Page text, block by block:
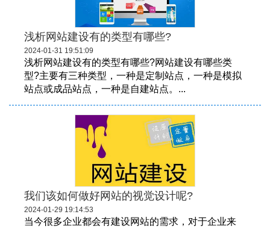
浅析网站建设有的类型有哪些?
2024-01-31 19:51:09
浅析网站建设有的类型有哪些?网站建设有哪些类
型?主要有三种类型，一种是定制站点，一种是模拟
站点或成品站点，一种是自建站点。...
我们该如何做好网站的视觉设计呢?
2024-01-29 19:14:53
当今很多企业都会有建设网站的需求，对于企业来